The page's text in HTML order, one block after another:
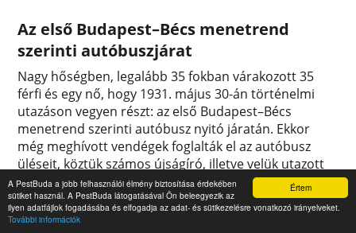
Értem
A PestBuda a jobb felhasználói élmény biztosítása érdekében
sütiket használ. A PestBuda látogatásával Ön beleegyezik az
ilyen adatfájlok fogadásába és elfogadja az adat- és sütikezelésre vonatkozó irányelveket.
További információk
Az első Budapest–Bécs menetrend
szerinti autóbuszjárat
Nagy hőségben, legalább 35 fokban várakozott 35
férfi és egy nő, hogy 1931. május 30-án történelmi
utazáson vegyen részt: az első Budapest–Bécs
menetrend szerinti autóbusz nyitó járatán. Ekkor
még meghívott vendégek foglalták el az autóbusz
üléseit, köztük számos újságíró, illetve velük utazott
az egész vállalkozás kitalálója, dr. Lénárt Ilona is.
0 0